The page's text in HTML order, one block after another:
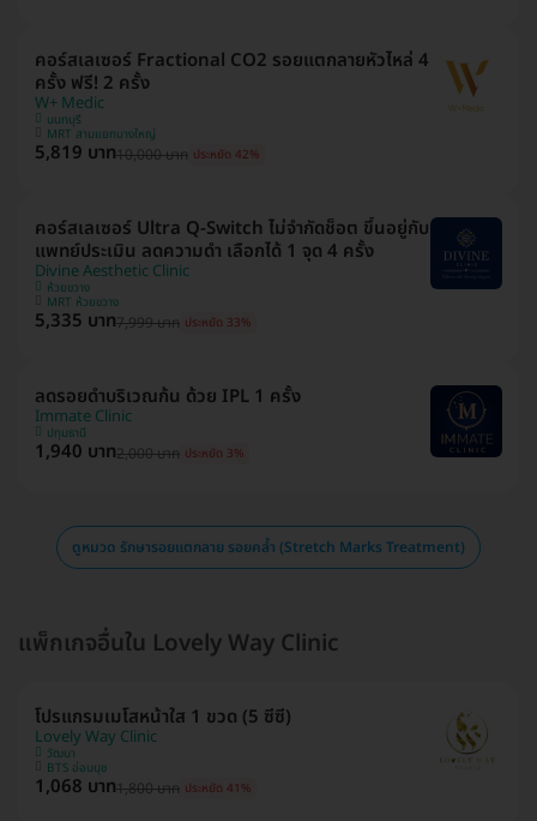
คอร์สเลเซอร์ Fractional CO2 รอยแตกลายหัวไหล่ 4
ครั้ง ฟรี! 2 ครั้ง
W+ Medic
นนทบุรี
MRT สามแยกบางใหญ่
5,819 บาท10,000 บาท ประหยัด 42%
คอร์สเลเซอร์ Ultra Q-Switch ไม่จำกัดช็อต ขึ้นอยู่กับ
แพทย์ประเมิน ลดความดำ เลือกได้ 1 จุด 4 ครั้ง
Divine Aesthetic Clinic
ห้วยขวาง
MRT ห้วยขวาง
5,335 บาท7,999 บาท ประหยัด 33%
ลดรอยดำบริเวณก้น ด้วย IPL 1 ครั้ง
Immate Clinic
ปทุมธานี
1,940 บาท2,000 บาท ประหยัด 3%
ดูหมวด รักษารอยแตกลาย รอยคล้ำ (Stretch Marks Treatment)
แพ็กเกจอื่นใน Lovely Way Clinic
โปรแกรมเมโสหน้าใส 1 ขวด (5 ซีซี)
Lovely Way Clinic
วัฒนา
BTS อ่อนนุช
1,068 บาท1,800 บาท ประหยัด 41%